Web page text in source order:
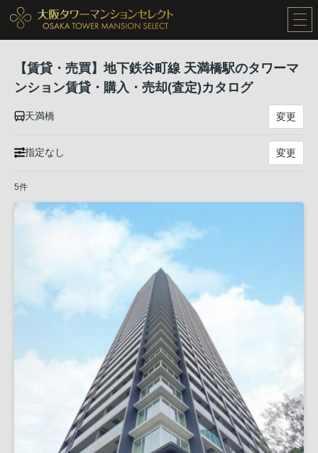
【賃貸・売買】地下鉄谷町線 天満橋駅のタワーマ
ンション賃貸・購入・売却(査定)カタログ
天満橋 変更
指定なし 変更
5件